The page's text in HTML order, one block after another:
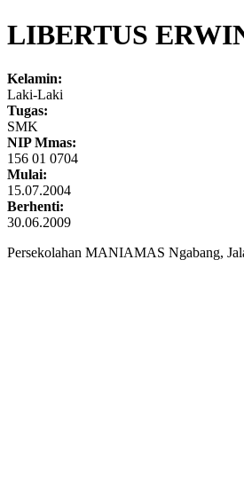
LIBERTUS
Kelamin:
Laki-Laki
Tugas:
SMK
NIP Mmas:
156 01 0704
Mulai:
15.07.2004
Berhenti:
30.06.2009
Persekolahan MANIAMAS Ngabang,